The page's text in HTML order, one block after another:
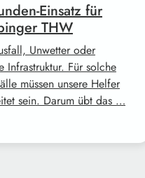
Einsatz für
THW
Unwetter oder
Infrastruktur. Für solche
müssen unsere Helfer
sein. Darum übt das …